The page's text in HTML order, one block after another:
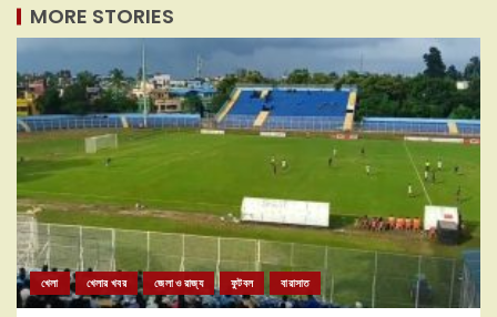
MORE STORIES
খেলা খেলার খবর জেলা ও রাজ্য ফুটবল বারাসাত